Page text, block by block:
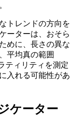
トレンドの方向を
ーターは、おそら
めに、長さの異な
平均真の範囲
ティリティを測定
入れる可能性があ
ケーター